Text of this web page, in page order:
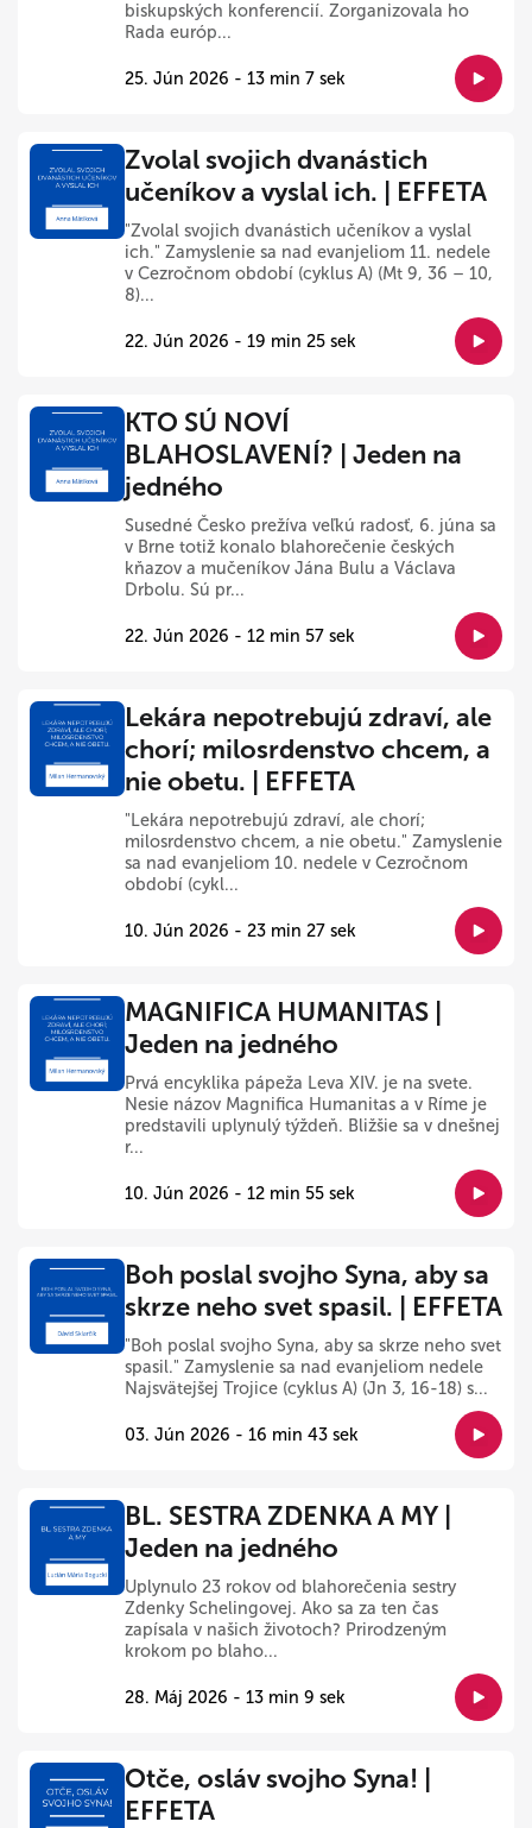
biskupských konferencií. Zorganizovala ho
Rada európ...
25. Jún 2026 - 13 min 7 sek
Zvolal svojich dvanástich
učeníkov a vyslal ich. | EFFETA
"Zvolal svojich dvanástich učeníkov a vyslal
ich." Zamyslenie sa nad evanjeliom 11. nedele
v Cezročnom období (cyklus A) (Mt 9, 36 – 10,
8)...
22. Jún 2026 - 19 min 25 sek
KTO SÚ NOVÍ
BLAHOSLAVENÍ? | Jeden na
jedného
Susedné Česko prežíva veľkú radosť, 6. júna sa
v Brne totiž konalo blahorečenie českých
kňazov a mučeníkov Jána Bulu a Václava
Drbolu. Sú pr...
22. Jún 2026 - 12 min 57 sek
Lekára nepotrebujú zdraví, ale
chorí; milosrdenstvo chcem, a
nie obetu. | EFFETA
"Lekára nepotrebujú zdraví, ale chorí;
milosrdenstvo chcem, a nie obetu." Zamyslenie
sa nad evanjeliom 10. nedele v Cezročnom
období (cykl...
10. Jún 2026 - 23 min 27 sek
MAGNIFICA HUMANITAS |
Jeden na jedného
Prvá encyklika pápeža Leva XIV. je na svete.
Nesie názov Magnifica Humanitas a v Ríme je
predstavili uplynulý týždeň. Bližšie sa v dnešnej
r...
10. Jún 2026 - 12 min 55 sek
Boh poslal svojho Syna, aby sa
skrze neho svet spasil. | EFFETA
"Boh poslal svojho Syna, aby sa skrze neho svet
spasil." Zamyslenie sa nad evanjeliom nedele
Najsvätejšej Trojice (cyklus A) (Jn 3, 16-18) s...
03. Jún 2026 - 16 min 43 sek
BL. SESTRA ZDENKA A MY |
Jeden na jedného
Uplynulo 23 rokov od blahorečenia sestry
Zdenky Schelingovej. Ako sa za ten čas
zapísala v našich životoch? Prirodzeným
krokom po blaho...
28. Máj 2026 - 13 min 9 sek
Otče, osláv svojho Syna! |
EFFETA